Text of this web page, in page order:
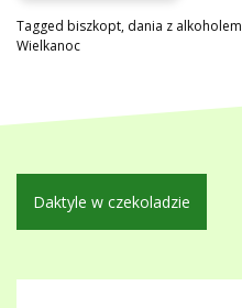
Tagged biszkopt, dania z alkoholem
Wielkanoc
Nawigacja
wpisu
Daktyle w czekoladzie